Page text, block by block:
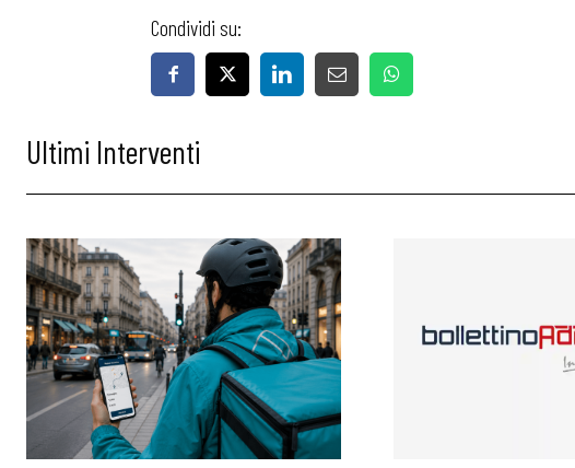
Condividi su:
Ultimi Interventi